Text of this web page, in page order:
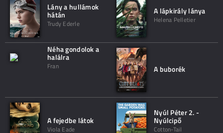
Lány a hullámok
hátán
Trudy Ederle
A lápkirály lánya
Helena Pelletier
Néha gondolok a
halálra
Fran A buborék
A fejedbe látok
Viola Eade
Nyúl Péter 2. -
Nyúlcipő
Cotton-Tail